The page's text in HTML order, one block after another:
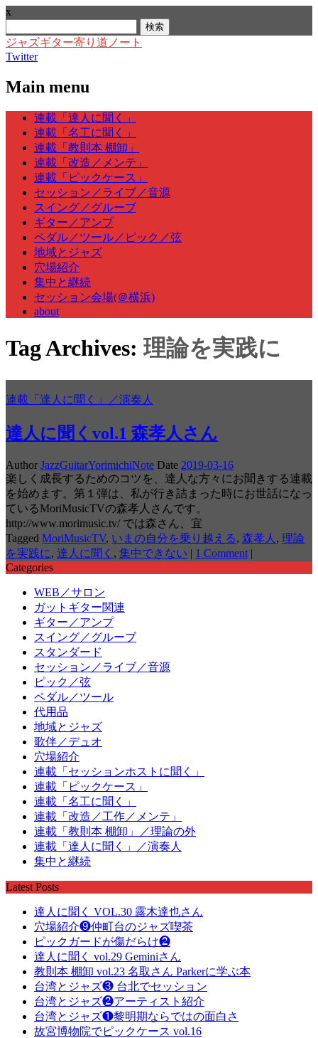
x
索:
ジャズギター寄り道ノート
Twitter
Main menu
Skip
content
連載「達人に聞く」
連載「名工に聞く」
連載「教則本 棚卸」
連載「改造／メンテ」
連載「ピックケース」
セッション／ライブ／音源
スイング／グルーブ
ギター／アンプ
ペダル／ツール／ピック／弦
地域とジャズ
穴場紹介
集中と継続
セッション会場(＠横浜)
about
Tag Archives:理論を実践に
連載「達人に聞く」／演奏人
達人に聞くvol.1 森孝人さん
Author JazzGuitarYorimichiNote Date 2019-03-16
楽しく成長するためのコツを、達人な方々にお聞きする連載
を始めます。第１弾は、私が行き詰まった時にお世話になっ
ているMoriMusicTVの森孝人さんです。
http://www.morimusic.tv/ では森さん、宜
Tagged MoriMusicTV, いまの自分を乗り越える, 森孝人 , 理論
を実践に, 達人に聞く , 集中できない | 1 Comment |
Categories
WEB／サロン
ガットギター関連
ギター／アンプ
スイング／グルーブ
スタンダード
セッション／ライブ／音源
ピック／弦
ペダル／ツール
代用品
地域とジャズ
歌伴／デュオ
穴場紹介
連載「セッションホストに聞く」
連載「ピックケース」
連載「名工に聞く」
連載「改造／工作／メンテ」
連載「教則本 棚卸」／理論の外
連載「達人に聞く」／演奏人
集中と継続
Latest Posts
達人に聞く VOL.30 露木達也さん
穴場紹介❾仲町台のジャズ喫茶
ピックガードが傷だらけ❷
達人に聞く vol.29 Geminiさん
教則本 棚卸 vol.23 名取さん Parkerに学ぶ本
台湾とジャズ❸ 台北でセッション
台湾とジャズ❷アーティスト紹介
台湾とジャズ❶黎明期ならではの面白さ
故宮博物院でピックケース vol.16